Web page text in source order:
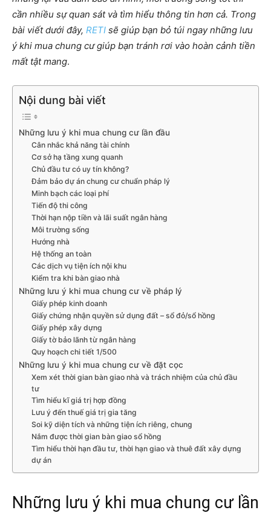
cần nhiều sự quan sát và tìm hiểu thông tin hơn cả. Trong
bài viết dưới đây, RETI sẽ giúp bạn bỏ túi ngay những lưu
ý khi mua chung cư giúp bạn tránh rơi vào hoàn cảnh tiền
mất tật mang.
Nội dung bài viết
Những lưu ý khi mua chung cư lần đầu
Cân nhắc khả năng tài chính
Cơ sở hạ tầng xung quanh
Chủ đầu tư có uy tín không?
Đảm bảo dự án chung cư chuẩn pháp lý
Minh bạch các loại phí
Tiến độ thi công
Thời hạn nộp tiền và lãi suất ngân hàng
Môi trường sống
Hướng nhà
Hệ thống an toàn
Các dịch vụ tiện ích nội khu
Kiểm tra khi bàn giao nhà
Những lưu ý khi mua chung cư về pháp lý
Giấy phép kinh doanh
Giấy chứng nhận quyền sử dụng đất – sổ đỏ/sổ hồng
Giấy phép xây dựng
Giấy tờ bảo lãnh từ ngân hàng
Quy hoạch chi tiết 1/500
Những lưu ý khi mua chung cư về đặt cọc
Xem xét thời gian bàn giao nhà và trách nhiệm của chủ đầu
tư
Tìm hiểu kĩ giá trị hợp đồng
Lưu ý đến thuế giá trị gia tăng
Soi kỹ diện tích và những tiện ích riêng, chung
Nắm được thời gian bàn giao sổ hồng
Tìm hiểu thời hạn đầu tư, thời hạn giao và thuê đất xây dựng
dự án
Những lưu ý khi mua chung cư lần